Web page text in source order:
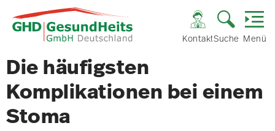
KontaktSuche Menü
Die häufigsten
Komplikationen bei einem
Stoma